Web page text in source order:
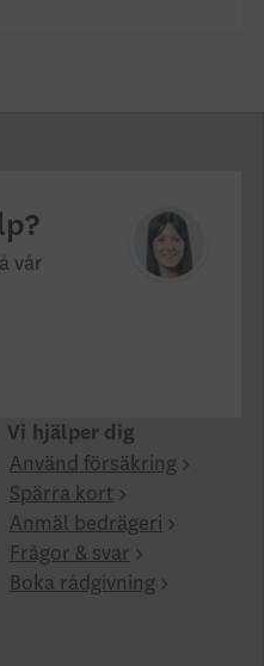
vår
Vi hjälper dig
Använd försäkring
Spärra kort
Anmäl bedrägeri
Frågor & svar
Boka rådgivning